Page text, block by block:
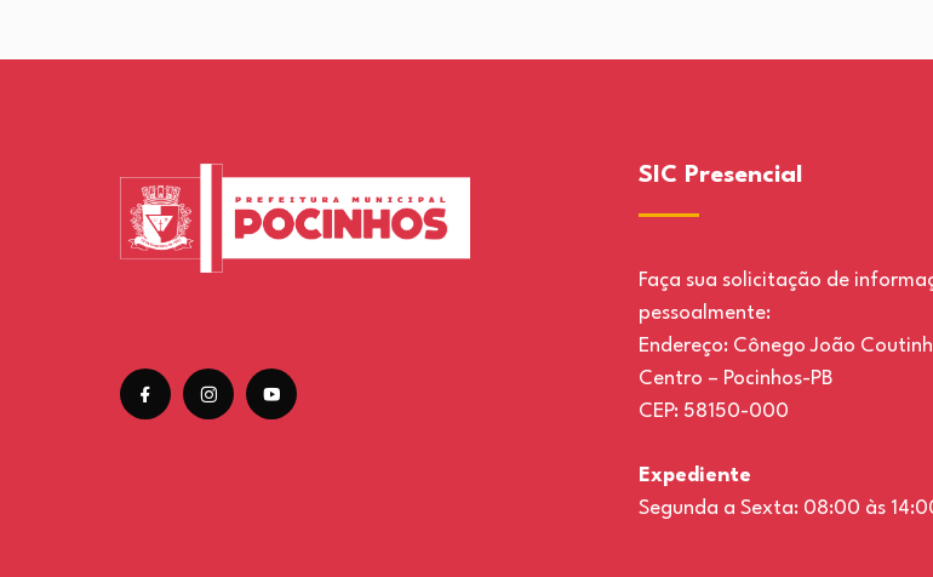
SIC Presencial
Faça sua solicitação de
pessoalmente:
Endereço: Cônego João
Centro – Pocinhos-PB
CEP: 58150-000
Expediente
Segunda a Sexta: 08:00 às